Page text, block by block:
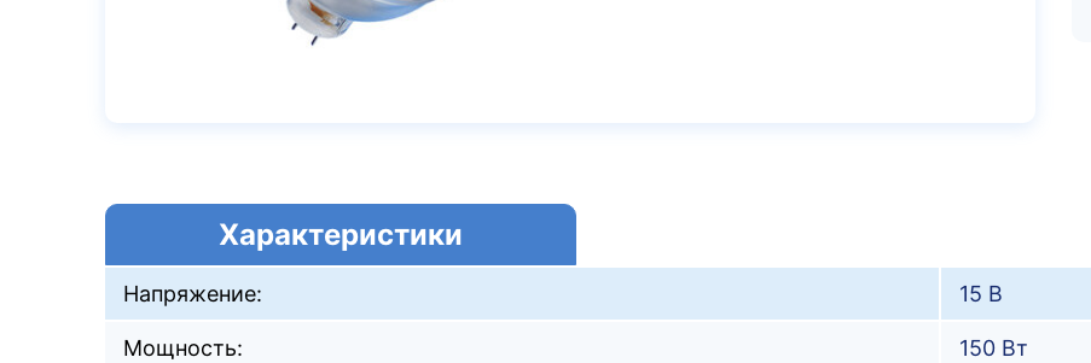
Характеристики
Напряжение: 15 В
Мощность: 150 Вт